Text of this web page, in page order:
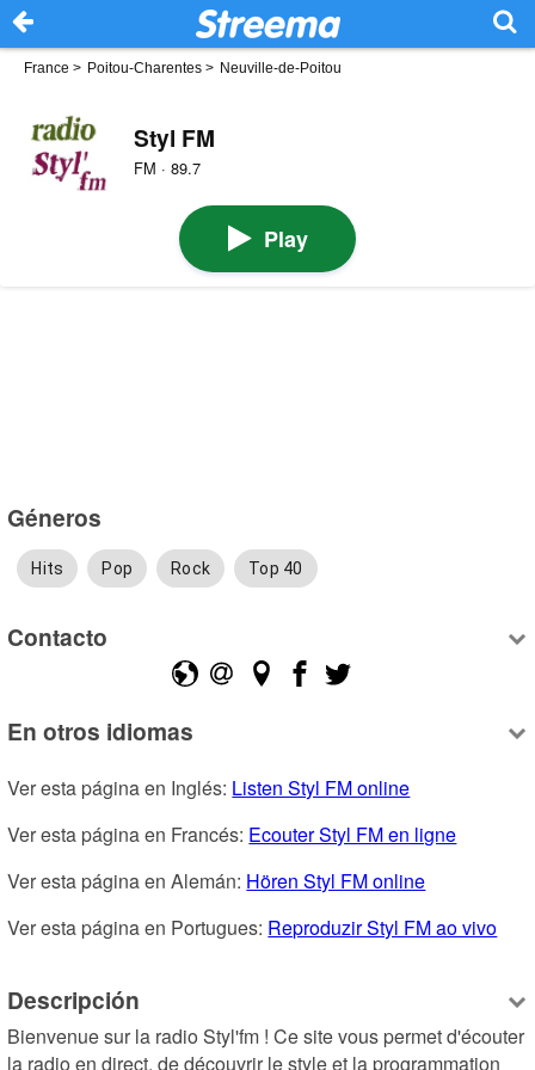
France > Poitou-Charentes > Neuville-de-Poitou
Styl FM
FM · 89.7
Play
Géneros
Hits Pop Rock Top 40
Contacto
En otros idiomas
Ver esta página en Inglés: Listen Styl FM online
Ver esta página en Francés: Ecouter Styl FM en ligne
Ver esta página en Alemán: Hören Styl FM online
Ver esta página en Portugues: Reproduzir Styl FM ao vivo
Descripción
Bienvenue sur la radio Styl'fm ! Ce site vous permet d'écouter
la radio en direct, de découvrir le style et la programmation